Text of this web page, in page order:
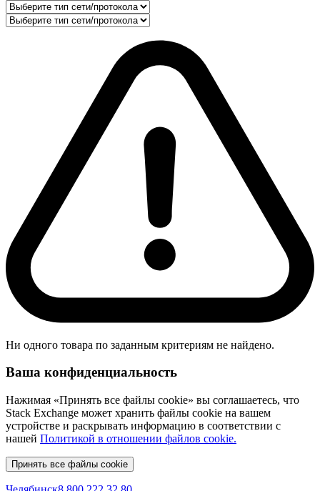
Ни одного товара по заданным критериям не найдено.
Ваша конфиденциальность
Нажимая «Принять все файлы cookie» вы соглашаетесь, что
Stack Exchange может хранить файлы cookie на вашем
устройстве и раскрывать информацию в соответствии с
нашей Политикой в отношении файлов cookie.
Принять все файлы cookie